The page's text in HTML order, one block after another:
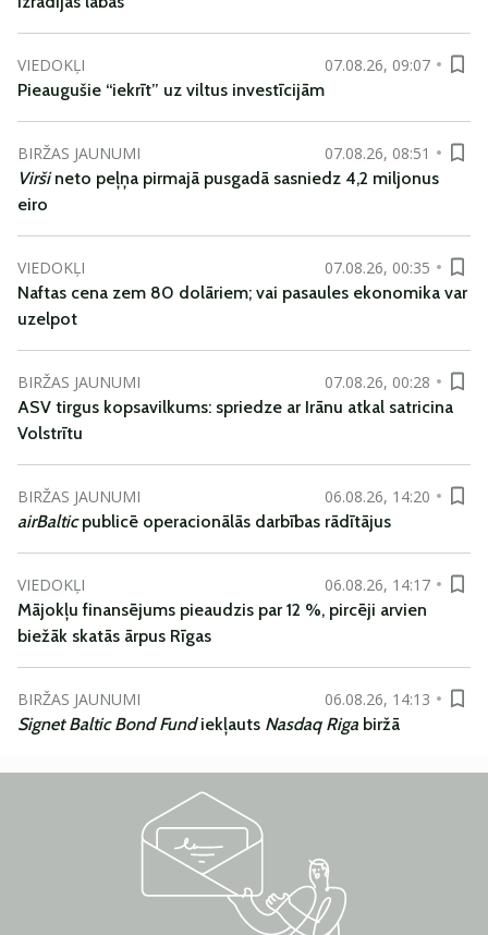
VIEDOKĻI
07.08.26, 09:07
Pieaugušie “iekrīt” uz viltus investīcijām
BIRŽAS JAUNUMI
07.08.26, 08:51
Viršineto peļņa pirmajā pusgadā sasniedz 4,2 miljonus
eiro
VIEDOKĻI
07.08.26, 00:35
Naftas cena zem 80 dolāriem; vai pasaules ekonomika var
uzelpot
BIRŽAS JAUNUMI
07.08.26, 00:28
ASV tirgus kopsavilkums: spriedze ar Irānu atkal satricina
Volstrītu
BIRŽAS JAUNUMI
06.08.26, 14:20
airBalticpublicē operacionālās darbības rādītājus
VIEDOKĻI
06.08.26, 14:17
Mājokļu finansējums pieaudzis par 12 %, pircēji arvien
biežāk skatās ārpus Rīgas
BIRŽAS JAUNUMI
06.08.26, 14:13
Signet Baltic Bond Fundiekļauts Nasdaq Riga biržā